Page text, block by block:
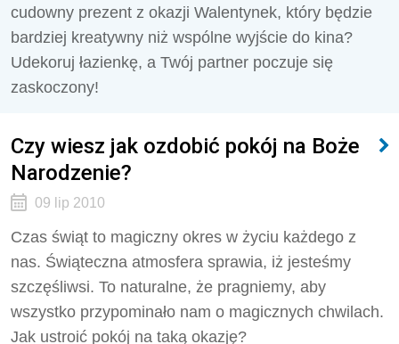
cudowny prezent z okazji Walentynek, który będzie
bardziej kreatywny niż wspólne wyjście do kina?
Udekoruj łazienkę, a Twój partner poczuje się
zaskoczony!
Czy wiesz jak ozdobić pokój na Boże
Narodzenie?
09 lip 2010
Czas świąt to magiczny okres w życiu każdego z
nas. Świąteczna atmosfera sprawia, iż jesteśmy
szczęśliwsi. To naturalne, że pragniemy, aby
wszystko przypominało nam o magicznych chwilach.
Jak ustroić pokój na taką okazję?